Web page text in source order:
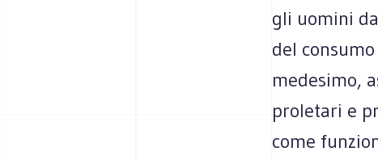
gli uomini
del
medesimo,
proletari e
come